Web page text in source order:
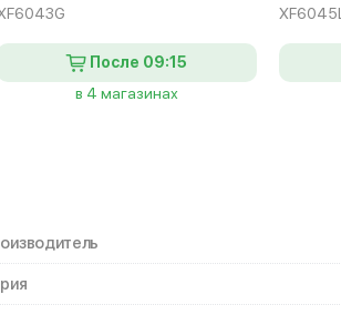
После 09:15
в 4 магазинах